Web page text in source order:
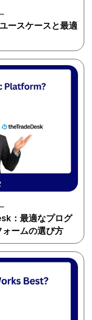
ースケースと最適
：最適なプログ
ォームの選び方